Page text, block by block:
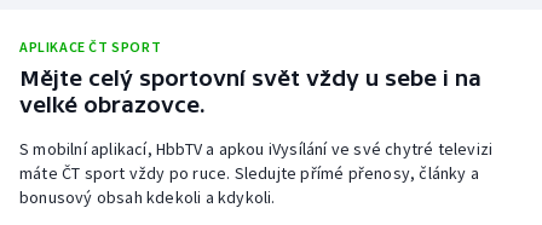
APLIKACE ČT SPORT
Mějte celý sportovní svět vždy u sebe i na
velké obrazovce.
S mobilní aplikací, HbbTV a apkou iVysílání ve své chytré televizi
máte ČT sport vždy po ruce. Sledujte přímé přenosy, články a
bonusový obsah kdekoli a kdykoli.